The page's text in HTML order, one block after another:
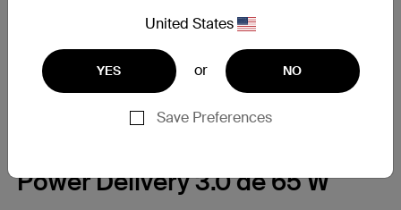
United States
YES or NO
Save Preferences
jusqu'à trois écrans* simultanément sur une sélection
d’images nettes et détaillées sur vos différents écrans. Il
prend en charge des résolutions d'écrans jusqu'à 4K.
Power Delivery 3.0 de 65 W